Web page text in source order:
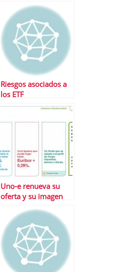
Riesgos asociados a
los ETF
Uno-e renueva su
oferta y su imagen